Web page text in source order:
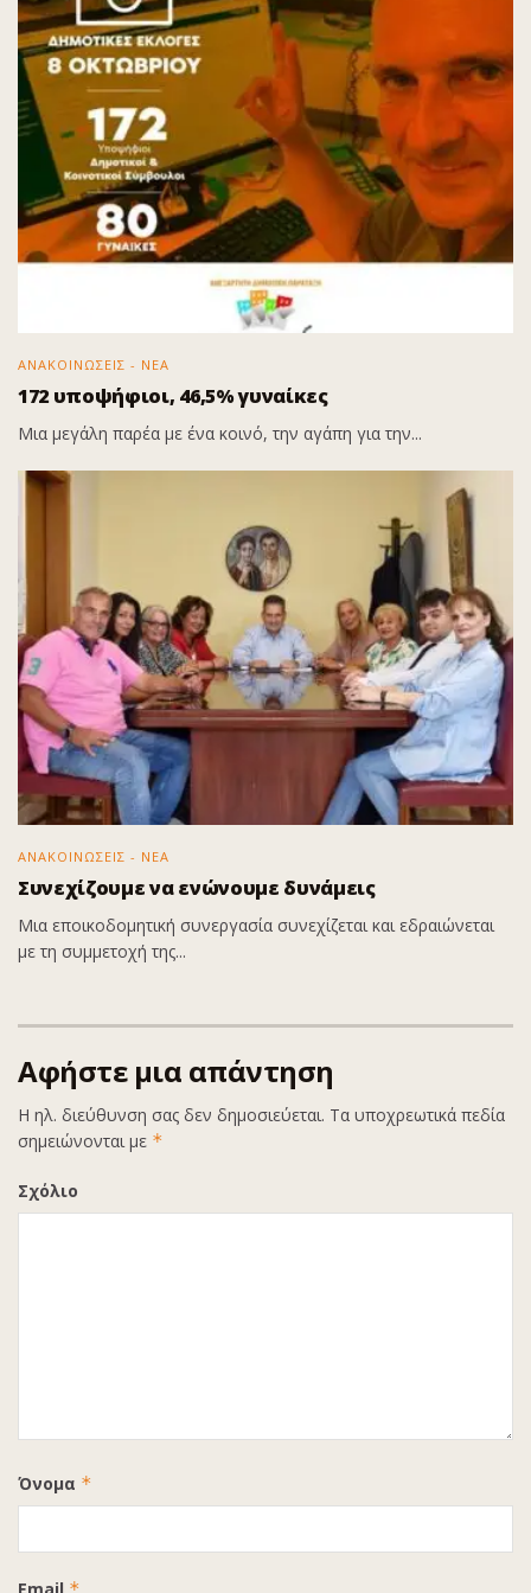
ΑΝΑΚΟΙΝΩΣΕΙΣ - ΝΕΑ
172 υποψήφιοι, 46,5% γυναίκες
Μια μεγάλη παρέα με ένα κοινό, την αγάπη για την...
ΑΝΑΚΟΙΝΩΣΕΙΣ - ΝΕΑ
Συνεχίζουμε να ενώνουμε δυνάμεις
Μια εποικοδομητική συνεργασία συνεχίζεται και εδραιώνεται
με τη συμμετοχή της...
Αφήστε μια απάντηση
Η ηλ. διεύθυνση σας δεν δημοσιεύεται. Τα υποχρεωτικά πεδία
σημειώνονται με *
Σχόλιο
Όνομα *
Email *